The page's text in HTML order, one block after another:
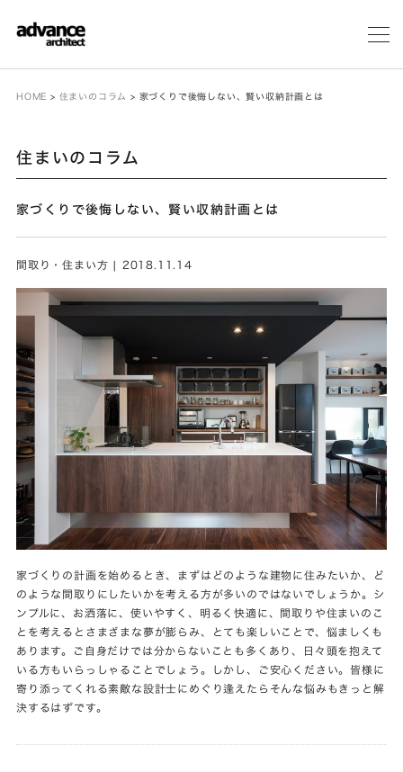
メ
HOME > 住まいのコラム > 家づくりで後悔しない、賢い収納計画とは
住まいのコラム
家づくりで後悔しない、賢い収納計画とは
間取り・住まい方 | 2018.11.14
家づくりの計画を始めるとき、まずはどのような建物に住みたいか、ど
のような間取りにしたいかを考える方が多いのではないでしょうか。シ
ンプルに、お洒落に、使いやすく、明るく快適に、間取りや住まいのこ
とを考えるとさまざまな夢が膨らみ、とても楽しいことで、悩ましくも
あります。ご自身だけでは分からないことも多くあり、日々頭を抱えて
いる方もいらっしゃることでしょう。しかし、ご安心ください。皆様に
寄り添ってくれる素敵な設計士にめぐり逢えたらそんな悩みもきっと解
決するはずです。